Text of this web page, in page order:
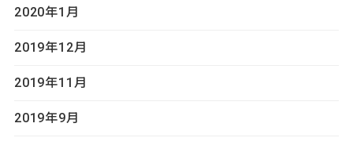
2020年1月
2019年12月
2019年11月
2019年9月